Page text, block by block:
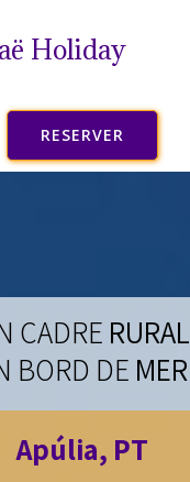
au
contenu
Holiday
RESERVER
CADRE RURAL
BORD DE MER
Apúlia, PT